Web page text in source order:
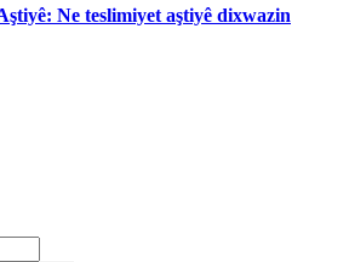
Ne teslimiyet aştiyê dixwazin